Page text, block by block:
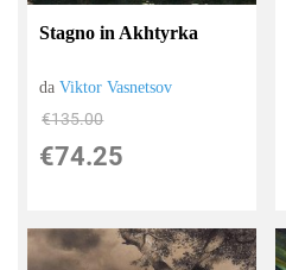
Stagno in Akhtyrka
daViktor Vasnetsov
€135.00
€74.25